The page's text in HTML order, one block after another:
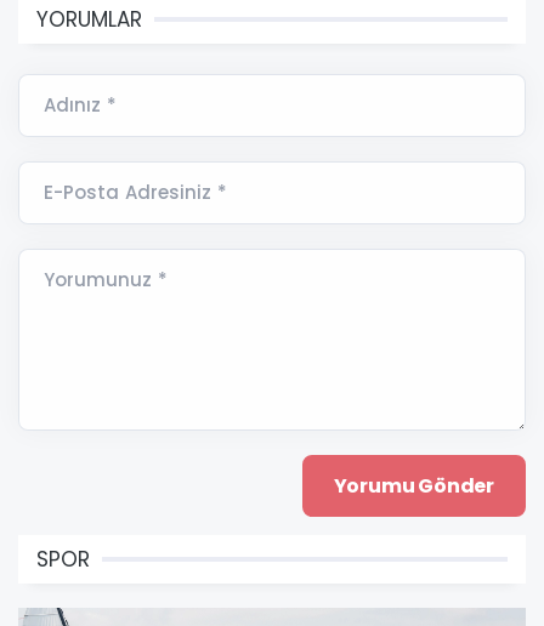
YORUMLAR
Adınız *
E-Posta Adresiniz *
Yorumunuz *
SPOR